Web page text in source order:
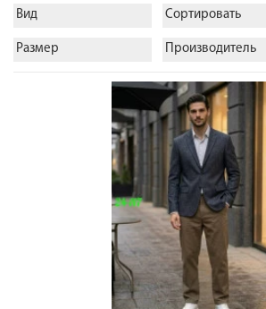
Вид Сортировать
Размер Производитель